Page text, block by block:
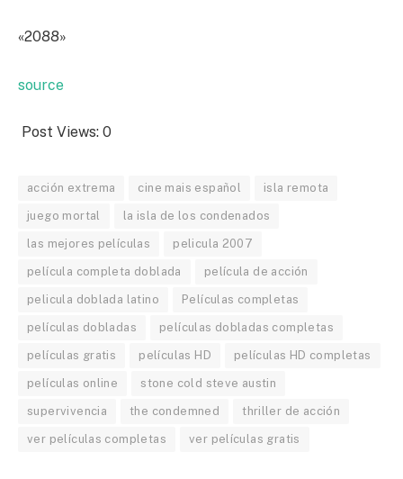
«2088»
source
Post Views: 0
acción extrema cine mais español isla remota
juego mortal la isla de los condenados
las mejores películas pelicula 2007
película completa doblada película de acción
pelicula doblada latino Películas completas
películas dobladas películas dobladas completas
películas gratis películas HD películas HD completas
películas online stone cold steve austin
supervivencia the condemned thriller de acción
ver películas completas ver películas gratis